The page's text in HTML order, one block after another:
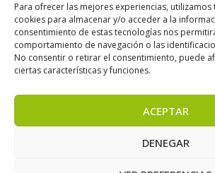
Para ofrecer las mejores experiencias,
cookies para almacenar y/o acceder a la
consentimiento de estas tecnologías nos
comportamiento de navegación o las
No consentir o retirar el consentimiento, puede
ciertas características y funciones.
ACEPTAR
DENEGAR